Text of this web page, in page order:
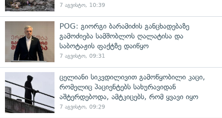
7 აგვისტო, 10:39
POG: გიორგი ბარამიძის განცხადებაზე
გამოძიება სამშობლოს ღალატისა და
საბოტაჟის ფაქტზე დაიწყო
7 აგვისტო, 09:31
ცელიანი სიკვდილივით გამოწყობილი კაცი,
რომელიც პაციენტებს სახურავიდან
აშტერდებოდა, ამტკიცებს, რომ ყვავი იყო
7 აგვისტო, 09:29